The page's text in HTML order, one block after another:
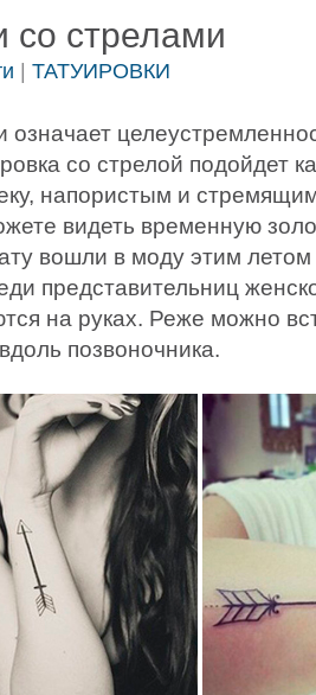
со стрелами
ТАТУИРОВКИ
означает
со стрелой подойдет
напористым и
видеть временную
вошли в моду этим
представительниц
на руках. Реже можно
позвоночника.